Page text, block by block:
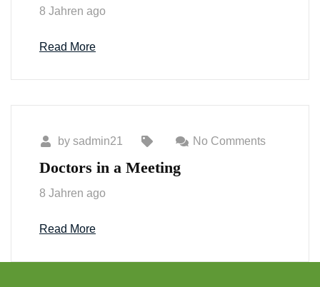
8 Jahren ago
Read More
by sadmin21 No Comments
Doctors in a Meeting
8 Jahren ago
Read More